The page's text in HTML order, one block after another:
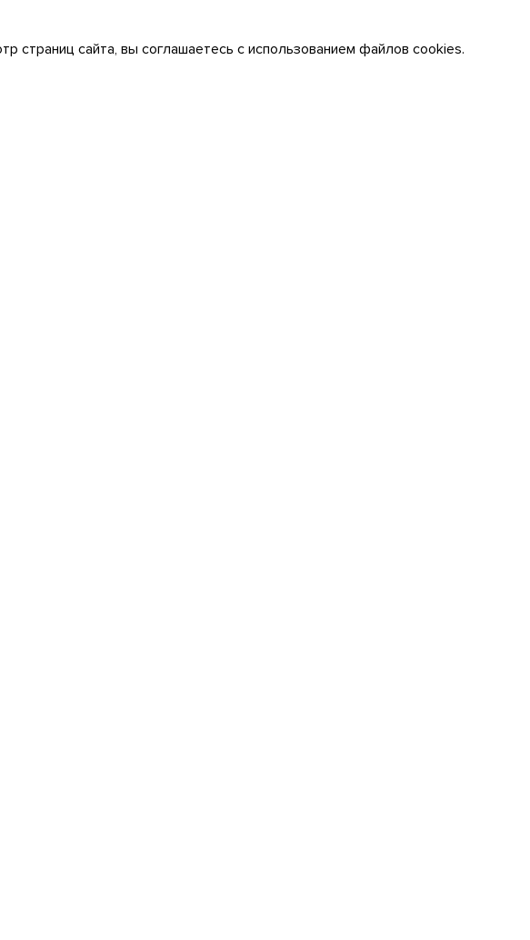
сайта, вы соглашаетесь с использованием файлов cookies.